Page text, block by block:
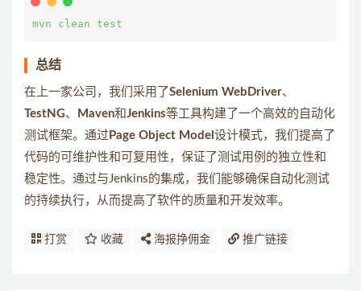
总结
在上一家公司，我们采用了 Selenium WebDriver、
TestNG、 Maven和Jenkins等工具构建了一个高效的自动化
测试框架。通过 Page Object Model 设计模式，我们提高了
代码的可维护性和可复用性，保证了测试用例的独立性和
稳定性。通过与Jenkins的集成，我们能够确保自动化测试
的持续执行，从而提高了软件的质量和开发效率。
打赏 收藏 海报挣佣金 推广链接